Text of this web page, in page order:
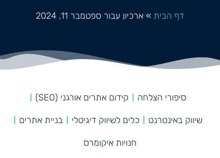
דף הבית » ארכיון עבור ספטמבר 11, 2024
סיפורי הצלחה קידום אתרים אורגני (SEO)
שיווק באינטרנט כלים לשיווק דיגיטלי בניית אתרים
חנויות איקומרס